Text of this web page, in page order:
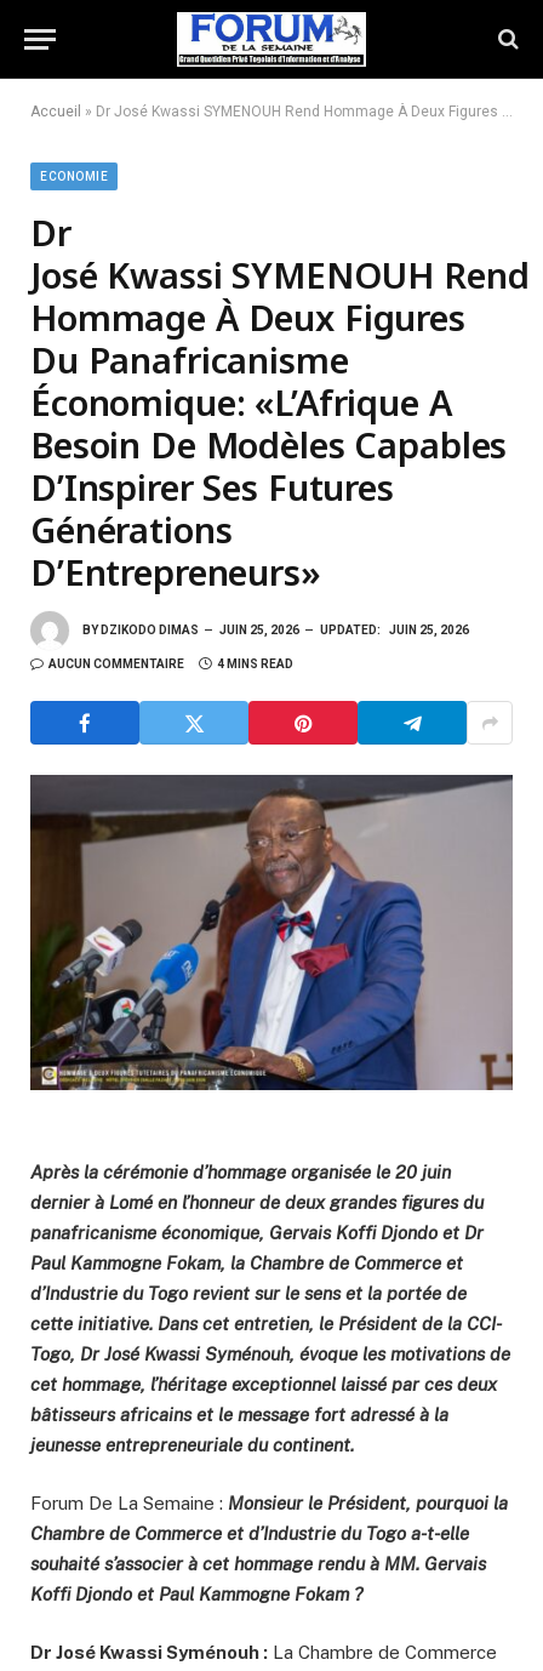
Accueil » Dr José Kwassi SYMENOUH Rend Hommage À Deux Figures Du Panafricanisme Économique: «L’Afrique A Besoin De Modèles Capables D’Inspirer Ses Futures Générations D’Entrepreneurs»
ECONOMIE
Dr
José Kwassi SYMENOUH Rend
Hommage À Deux Figures
Du Panafricanisme
Économique: «L’Afrique A
Besoin De Modèles Capables
D’Inspirer Ses Futures
Générations
D’Entrepreneurs»
BY DZIKODO DIMAS JUIN 25, 2026 UPDATED: JUIN 25, 2026
AUCUN COMMENTAIRE 4 MINS READ
Après la cérémonie d’hommage organisée le 20 juin
dernier à Lomé en l’honneur de deux grandes figures du
panafricanisme économique, Gervais Koffi Djondo et Dr
Paul Kammogne Fokam, la Chambre de Commerce et
d’Industrie du Togo revient sur le sens et la portée de
cette initiative. Dans cet entretien, le Président de la CCI-
Togo, Dr José Kwassi Syménouh, évoque les motivations de
cet hommage, l’héritage exceptionnel laissé par ces deux
bâtisseurs africains et le message fort adressé à la
jeunesse entrepreneuriale du continent.
Forum De La Semaine : Monsieur le Président, pourquoi la
Chambre de Commerce et d’Industrie du Togo a-t-elle
souhaité s’associer à cet hommage rendu à MM. Gervais
Koffi Djondo et Paul Kammogne Fokam ?
Dr José Kwassi Syménouh : La Chambre de Commerce